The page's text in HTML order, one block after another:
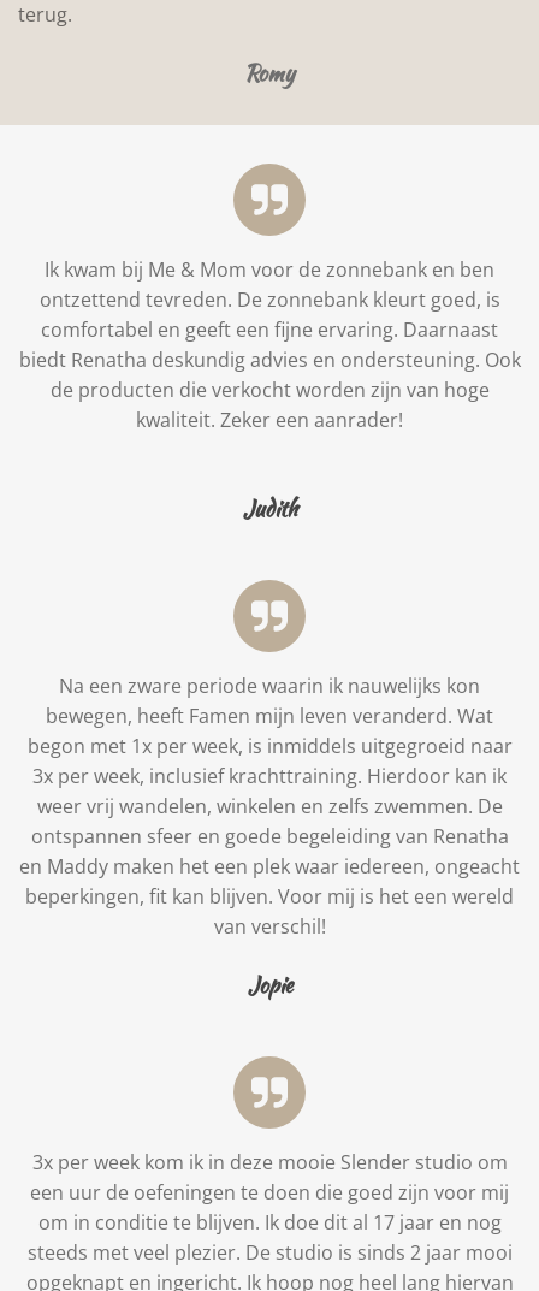
terug.
Romy
Ik kwam bij Me & Mom voor de zonnebank en ben
ontzettend tevreden. De zonnebank kleurt goed, is
comfortabel en geeft een fijne ervaring. Daarnaast
biedt Renatha deskundig advies en ondersteuning. Ook
de producten die verkocht worden zijn van hoge
kwaliteit. Zeker een aanrader!
Judith
Na een zware periode waarin ik nauwelijks kon
bewegen, heeft Famen mijn leven veranderd. Wat
begon met 1x per week, is inmiddels uitgegroeid naar
3x per week, inclusief krachttraining. Hierdoor kan ik
weer vrij wandelen, winkelen en zelfs zwemmen. De
ontspannen sfeer en goede begeleiding van Renatha
en Maddy maken het een plek waar iedereen, ongeacht
beperkingen, fit kan blijven. Voor mij is het een wereld
van verschil!
Jopie
3x per week kom ik in deze mooie Slender studio om
een uur de oefeningen te doen die goed zijn voor mij
om in conditie te blijven. Ik doe dit al 17 jaar en nog
steeds met veel plezier. De studio is sinds 2 jaar mooi
opgeknapt en ingericht. Ik hoop nog heel lang hiervan